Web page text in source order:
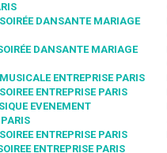
DANSANTE MARIAGE
DANSANTE MARIAGE
ENTREPRISE PARIS
ENTREPRISE PARIS
EVENEMENT
ENTREPRISE PARIS
ENTREPRISE PARIS